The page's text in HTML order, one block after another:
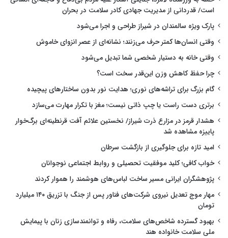
است/ قدردانی از مدیریت جهادی کادر سلامت در بحران
پارک ویژه سالمندان در شیراز طراحی و اجرا می‌شود
وقتی انسان‌ها کمتر حرف می‌زنند؛ نشانه‌ای از عصر انزوای خاموش
وقتی خانه به دستیار شخصی شما تبدیل می‌شود
چرا حفظ کاهش وزن این‌قدر سخت است؟
گام بزرگ برای تراشه‌های نوری؛ هدایت نور بدون ساختارهای پیچیده
برتری دست راست یا چپ ذاتی نیست؛ مغز با تکرار مهارت می‌سازد
هشدار قرمز در مزارع ذرت شیراز/ نخستین علائم آفت قرنطینه‌ای برگ‌خوار
پاییزه مشاهده شد
امید تازه برای جلوگیری از بازگشت سرطان
خواب کافی؛ کلید موفقیت تحصیلی و روابط اجتماعی نوجوانان
پژوهشگران ایرانی مسیر ساخت لباس‌های هوشمند را هموار کردند
مهار موج تعدیل نیروی شرکت‌های فناور پس از جنگ با تزریق ۱۴۰ میلیارد
تومان
بهبود گسترده شاخص‌های سلامت، رفاه و توانمندسازی زنان با پیمایش
ملی سلامت خانواده هند